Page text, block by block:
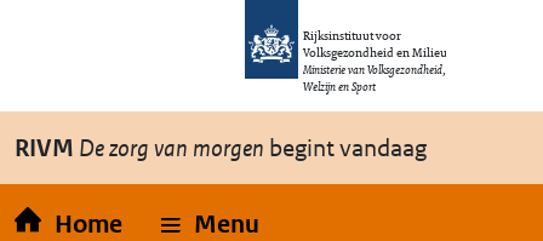
Overslaan en naar de inhoud gaan
Rijksinstituut voor
Volksgezondheid en Milieu
Ministerie van Volksgezondheid,
Welzijn en Sport
RIVM De zorg van morgen begint vandaag
Home Menu